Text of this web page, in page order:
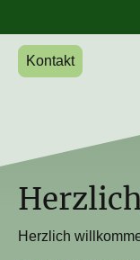
Kontakt
Herzlich